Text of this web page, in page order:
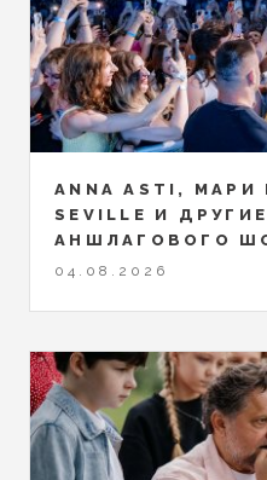
ANNA ASTI,
SEVILLE И
АНШЛАГОВОГО
04.08.2026